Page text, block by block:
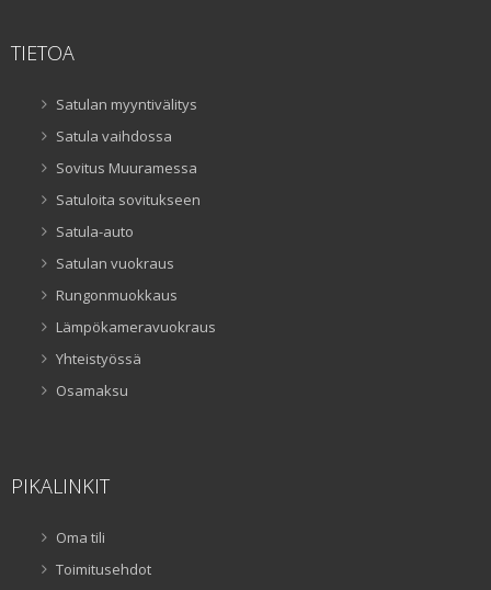
TIETOA
Satulan myyntivälitys
Satula vaihdossa
Sovitus Muuramessa
Satuloita sovitukseen
Satula-auto
Satulan vuokraus
Rungonmuokkaus
Lämpökameravuokraus
Yhteistyössä
Osamaksu
PIKALINKIT
Oma tili
Toimitusehdot